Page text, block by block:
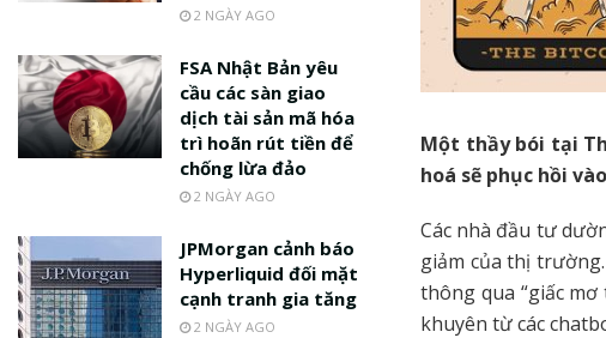
Một thầy bói tại
hoá sẽ phục hồi
Các nhà đầu tư
giảm của thị
thông qua “giấc
khuyên từ các
2 NGÀY AGO
FSA Nhật Bản yêu
cầu các sàn giao
dịch tài sản mã hóa
trì hoãn rút tiền để
chống lừa đảo
2 NGÀY AGO
JPMorgan cảnh báo
Hyperliquid đối mặt
cạnh tranh gia tăng
2 NGÀY AGO